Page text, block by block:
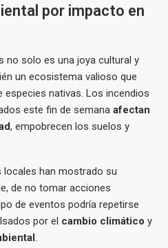
por impacto en
no solo es una joya cultural y
un ecosistema valioso que
especies nativas. Los incendios
este fin de semana afectan
, empobrecen los suelos y
locales han mostrado su
de no tomar acciones
de eventos podría repetirse
por el cambio climático y
.